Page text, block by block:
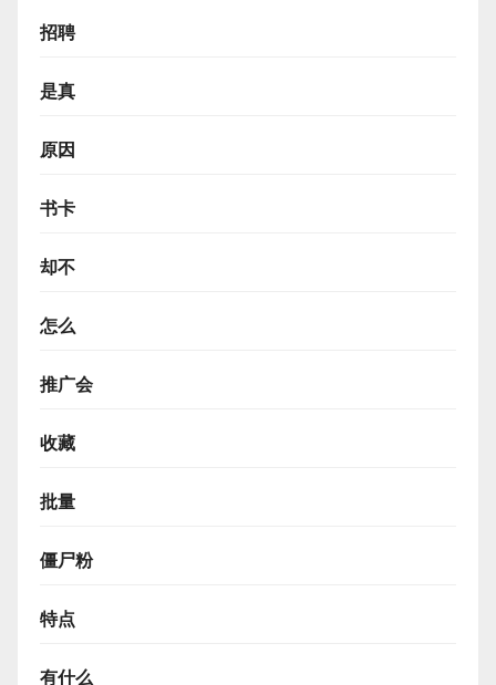
招聘
是真
原因
书卡
却不
怎么
推广会
收藏
批量
僵尸粉
特点
有什么